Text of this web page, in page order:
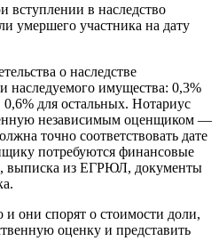
вступлении в наследство
умершего участника на дату
о наследстве
наследуемого имущества: 0,3%
для остальных. Нотариус
независимым оценщиком —
точно соответствовать дате
потребуются финансовые
выписка из ЕГРЮЛ, документы
и они спорят о стоимости доли,
оценку и представить